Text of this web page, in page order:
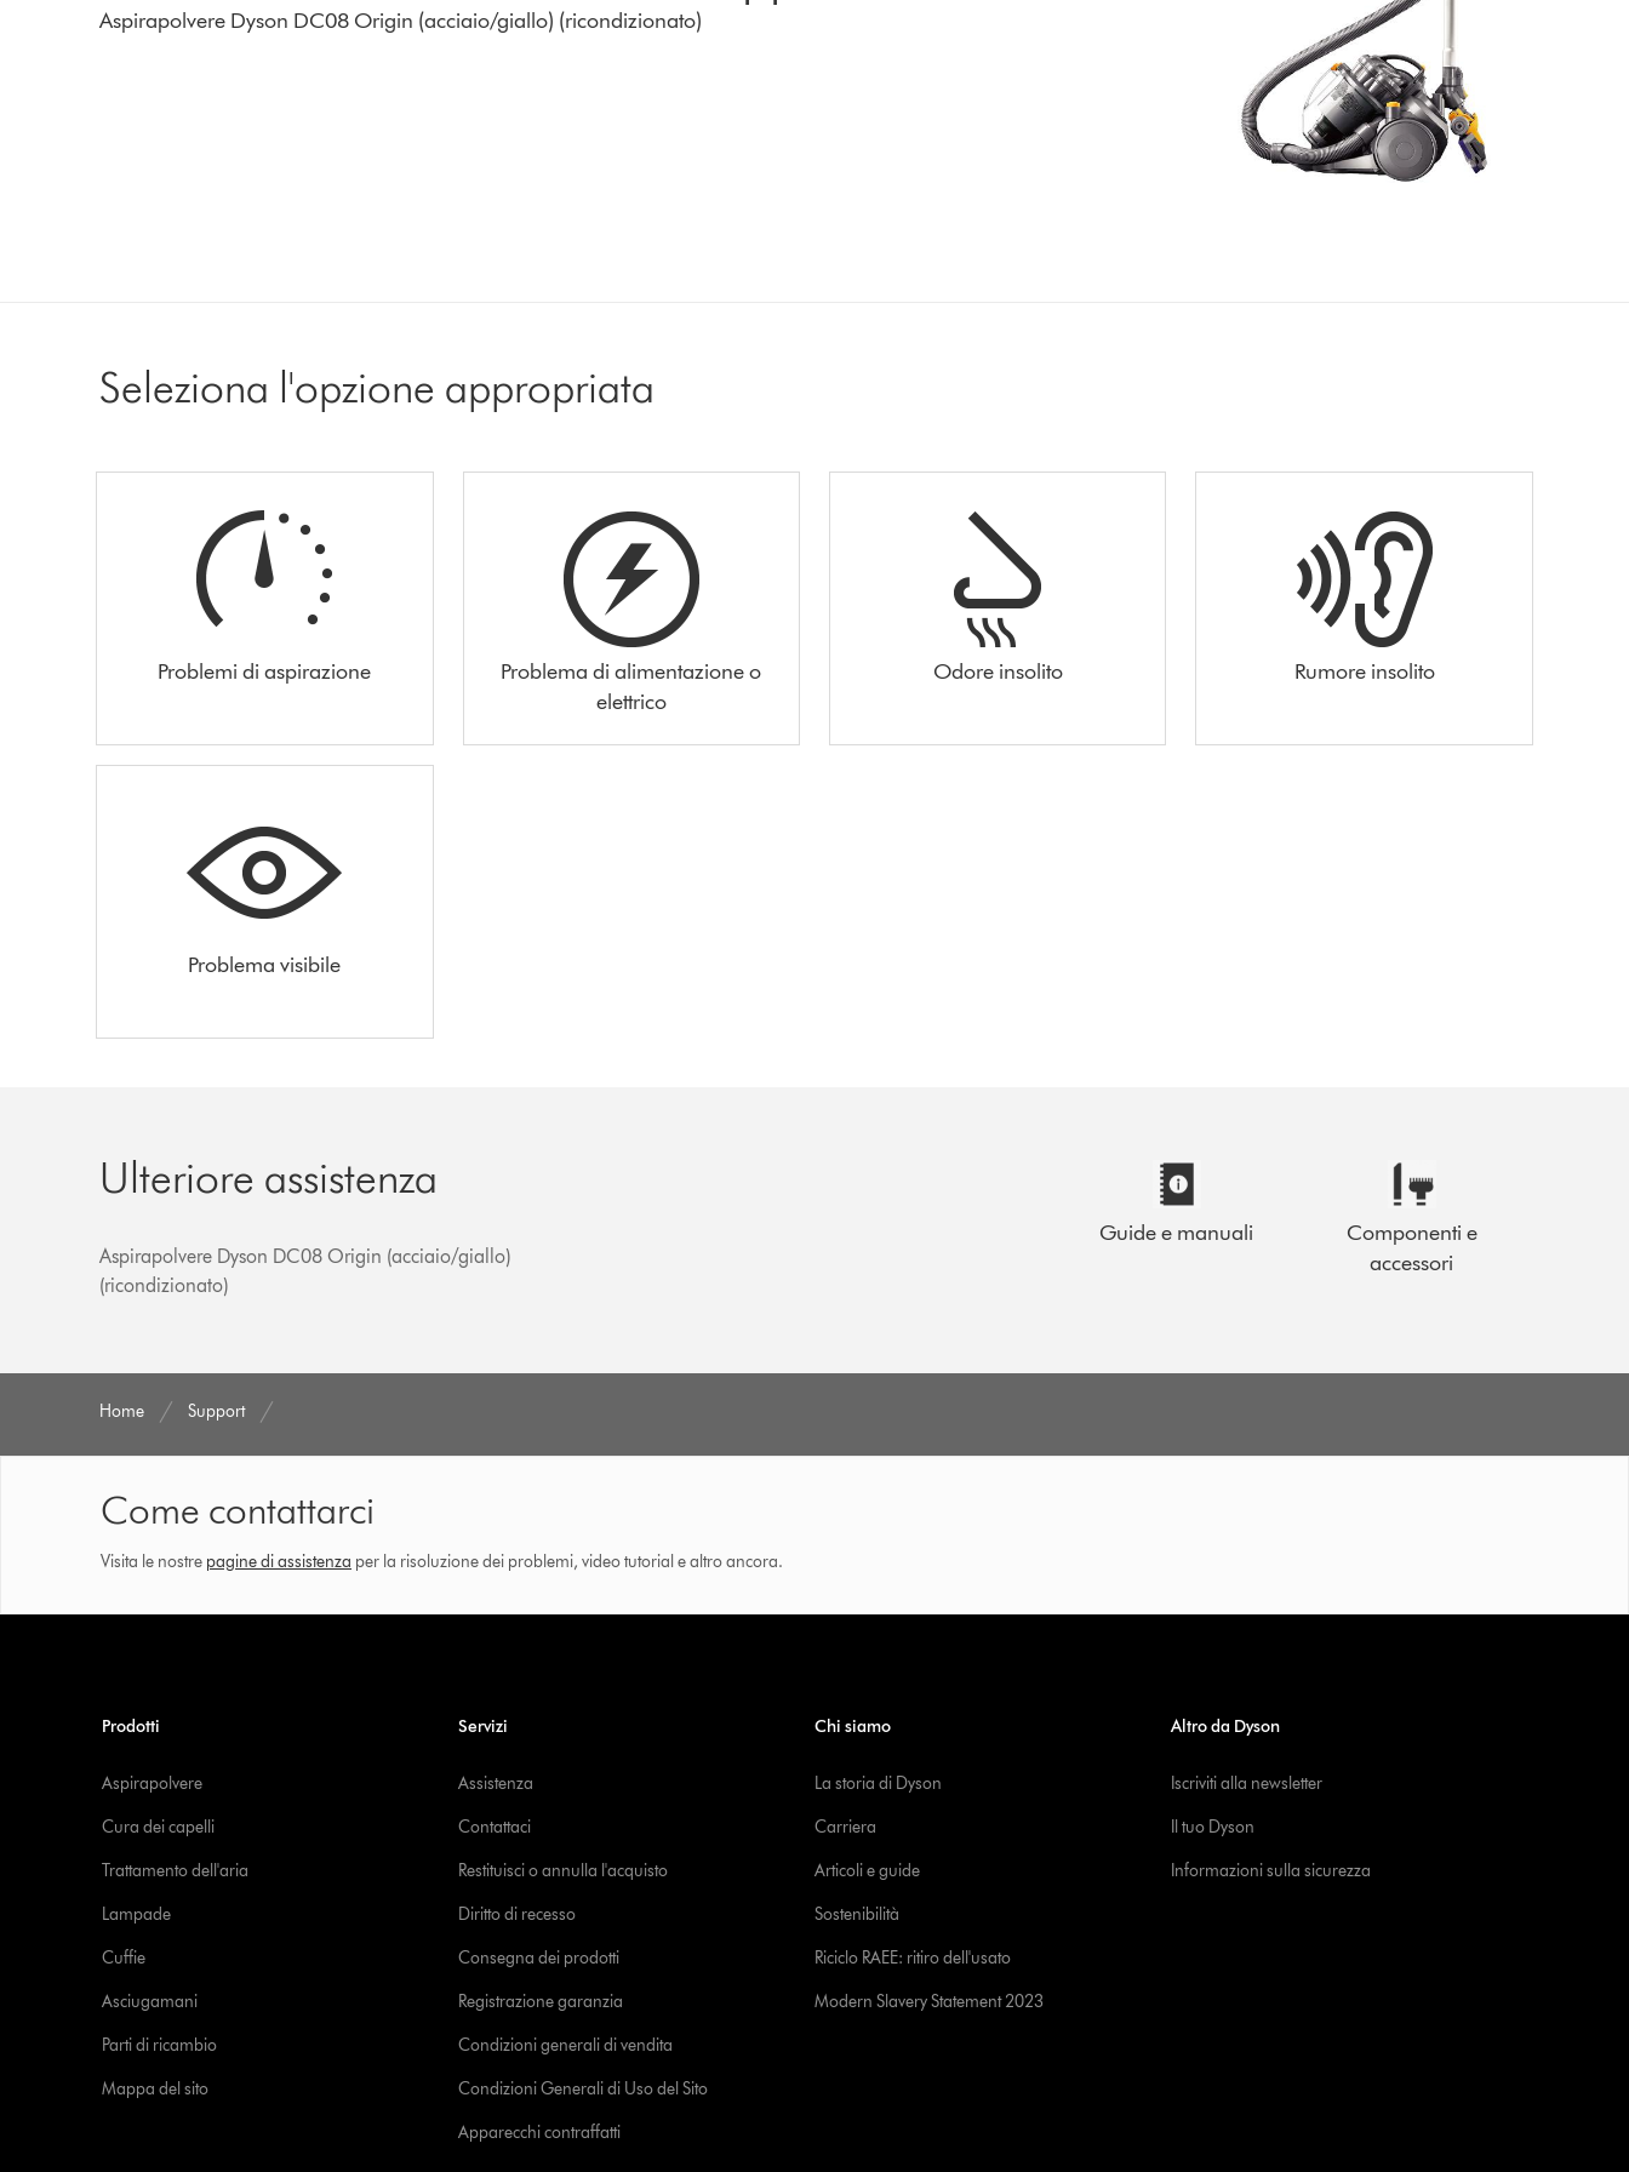
Aspirapolvere Dyson DC08 Origin (acciaio/giallo) (ricondizionato)
Seleziona l'opzione appropriata
Problemi di aspirazione
Problema di alimentazione o
elettrico
Odore insolito Rumore insolito
Problema visibile
Ulteriore assistenza
Aspirapolvere Dyson DC08 Origin (acciaio/giallo)
(ricondizionato)
Guide e manuali
Componenti e
accessori
Home Support
Come contattarci
Visita le nostre pagine di assistenza per la risoluzione dei problemi, video tutorial e altro ancora.
Prodotti
Aspirapolvere
Cura dei capelli
Trattamento dell'aria
Lampade
Cuffie
Asciugamani
Parti di ricambio
Mappa del sito
Servizi
Assistenza
Contattaci
Restituisci o annulla l'acquisto
Diritto di recesso
Consegna dei prodotti
Registrazione garanzia
Condizioni generali di vendita
Condizioni Generali di Uso del Sito
Apparecchi contraffatti
Chi siamo
La storia di Dyson
Carriera
Articoli e guide
Sostenibilità
Riciclo RAEE: ritiro dell'usato
Modern Slavery Statement 2023
Altro da Dyson
Iscriviti alla newsletter
Il tuo Dyson
Informazioni sulla sicurezza